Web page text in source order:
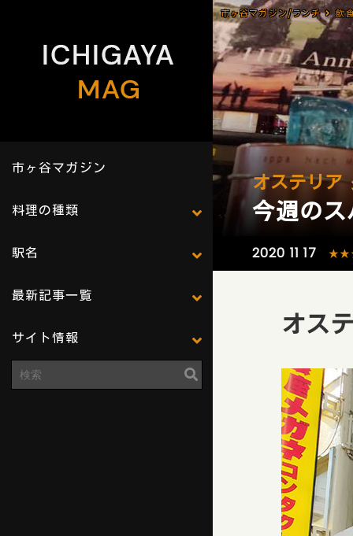
市ヶ谷マガジン
料理の種類
駅名
最新記事一覧
サイト情報
市ヶ谷マガジン/ランチ 飲
オステリア
今週の
2020 11 17
オス